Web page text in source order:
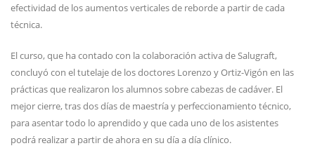
efectividad de los aumentos verticales de reborde a partir de cada
técnica.
El curso, que ha contado con la colaboración activa de Salugraft,
concluyó con el tutelaje de los doctores Lorenzo y Ortiz-Vigón en las
prácticas que realizaron los alumnos sobre cabezas de cadáver. El
mejor cierre, tras dos días de maestría y perfeccionamiento técnico,
para asentar todo lo aprendido y que cada uno de los asistentes
podrá realizar a partir de ahora en su día a día clínico.